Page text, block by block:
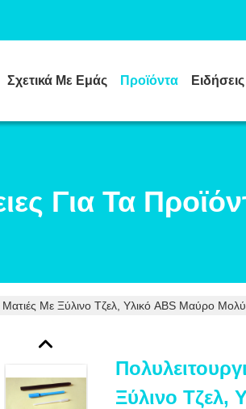
Σχετικά Με Εμάς Προϊόντα Ειδήσεις
Για Τα
Ματιές Με Ξύλινο Τζελ, Υλικό ABS Μαύρο
Ξύλινο Τζελ,